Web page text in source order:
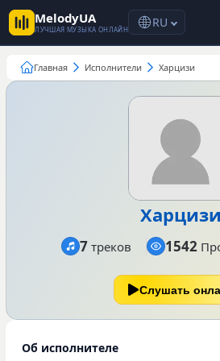
MelodyUA
ЛУЧШАЯ МУЗЫКА ОНЛАЙН RU
Главная Исполнители Харцизи
Харцизи
7 треков 1542
Слушать
Об исполнителе